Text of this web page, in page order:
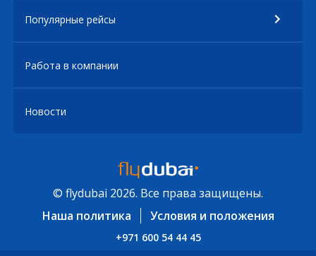
Популярные рейсы
Работа в компании
Новости
© flydubai 2026. Все права защищены.
Наша политика
Условия и положения
+971 600 54 44 45